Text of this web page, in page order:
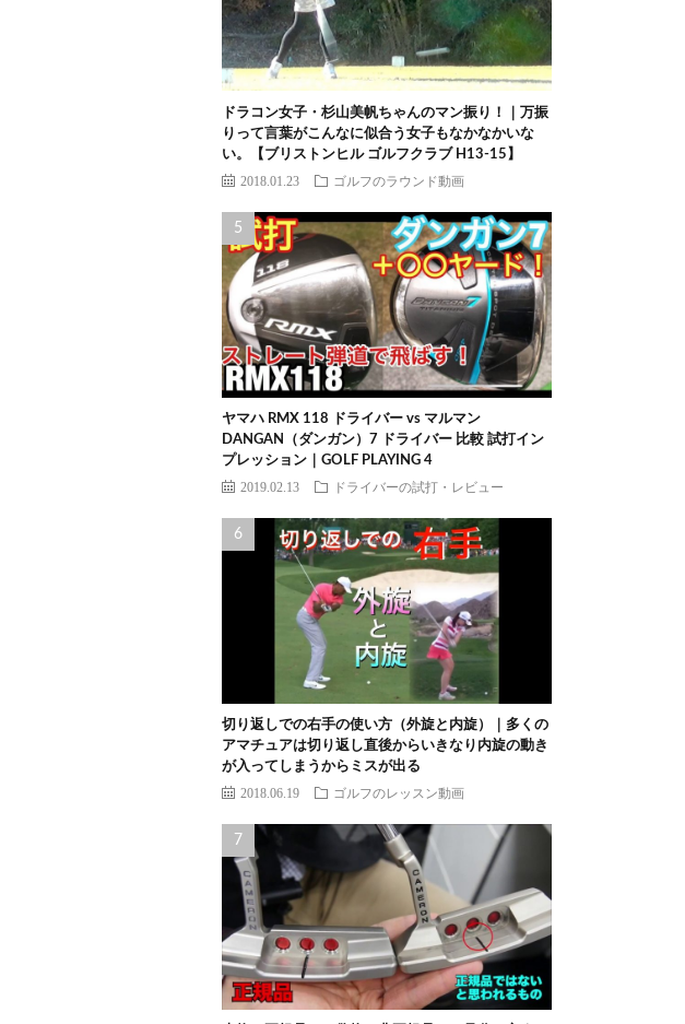
ドラコン女子・杉山美帆ちゃんのマン振り！｜万振
りって言葉がこんなに似合う女子もなかなかいな
い。【ブリストンヒル ゴルフクラブ H13-15】
2018.01.23 ゴルフのラウンド動画
ヤマハ RMX 118 ドライバー vs マルマン
DANGAN（ダンガン）7 ドライバー 比較 試打イン
プレッション｜GOLF PLAYING 4
2019.02.13 ドライバーの試打・レビュー
切り返しでの右手の使い方（外旋と内旋）｜多くの
アマチュアは切り返し直後からいきなり内旋の動き
が入ってしまうからミスが出る
2018.06.19 ゴルフのレッスン動画